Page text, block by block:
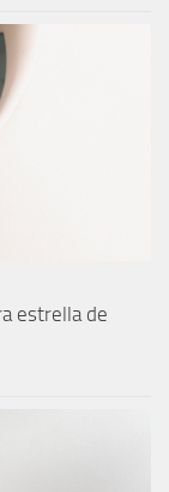
estrella de